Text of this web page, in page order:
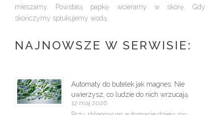
mieszamy. Powstałą papkę wcieramy w skórę. Gdy
skończymy spłukujemy wodą.
NAJNOWSZE W SERWISIE:
Automaty do butelek jak magnes. Nie
uwierzysz, co ludzie do nich wrzucają
12 maj 2026